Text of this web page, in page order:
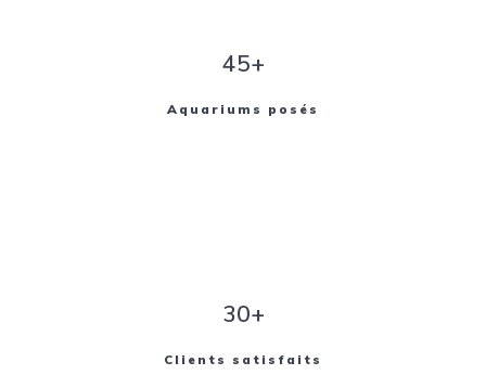
45+
Aquariums posés
30+
Clients satisfaits